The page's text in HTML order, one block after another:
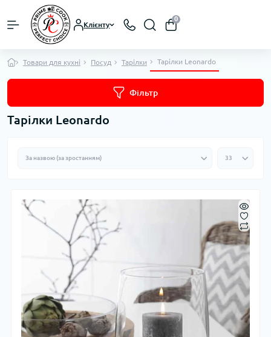
Клієнту
0
Товари для кухні Посуд Тарілки Тарілки Leonardo
Фільтр
Тарілки Leonardo